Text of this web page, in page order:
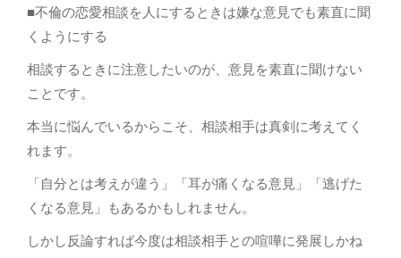
■不倫の恋愛相談を人にするときは嫌な意見でも素直に聞
くようにする
相談するときに注意したいのが、意見を素直に聞けない
ことです。
本当に悩んでいるからこそ、相談相手は真剣に考えてく
れます。
「自分とは考えが違う」「耳が痛くなる意見」「逃げた
くなる意見」もあるかもしれません。
しかし反論すれば今度は相談相手との喧嘩に発展しかね